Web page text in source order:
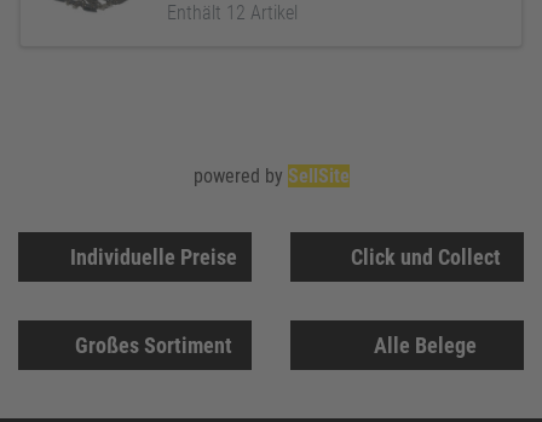
Enthält 12 Artikel
Individuelle Preise Click und Collect
Großes Sortiment Alle Belege
powered by SellSite